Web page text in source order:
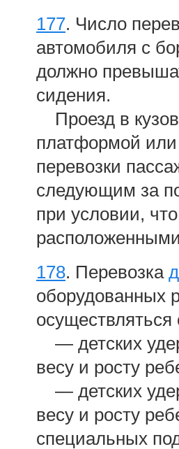
177. Число
автомобиля с
должно
сидения.
Проезд в
платформой или
перевозки
следующим за
при условии,
178. Перевозка
оборудованных
— детских
весу и росту
— детских
весу и росту
специальных